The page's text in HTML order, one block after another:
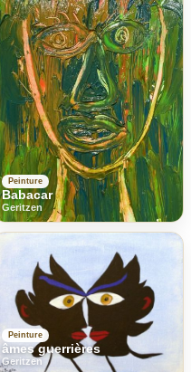
Peinture
Babacar
Geritzen
Peinture
âmes guerrières
Geritzen